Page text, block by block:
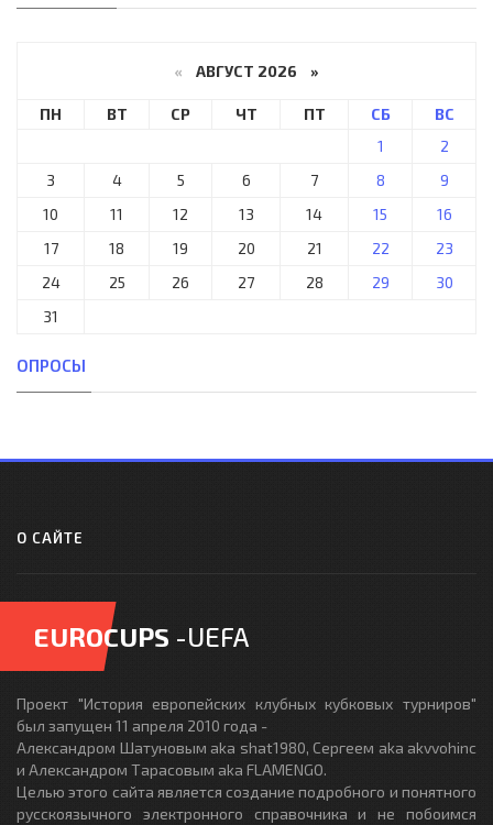
« АВГУСТ 2026 »
ПН ВТ СР ЧТ ПТ СБ
ВС
1
2
3
4 5 6 7 8
9
10
11 12 13 14 15
16
17
18 19 20 21 22
23
24
25 26 27 28 29
30
31
ОПРОСЫ
О САЙТЕ
EUROCUPS -UEFA
Проект "История европейских клубных кубковых турниров"
был запущен 11 апреля 2010 года -
Александром Шатуновым aka shat1980, Сергеем aka akvvohinc
и Александром Тарасовым aka FLAMENGO.
Целью этого сайта является создание подробного и понятного
русскоязычного электронного справочника и не побоимся